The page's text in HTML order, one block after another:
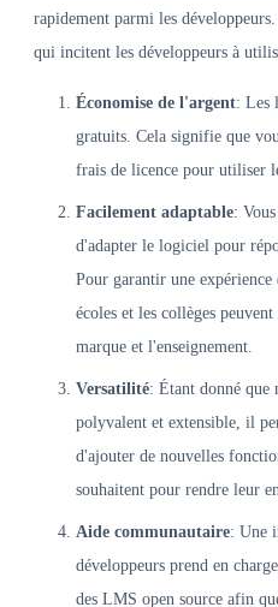
rapidement parmi les
qui incitent les développeurs à
Économise de l'argent: Les
gratuits. Cela signifie que
frais de licence pour utiliser
Facilement adaptable:
d'adapter le logiciel pour
Pour garantir une
écoles et les collèges
marque et l'enseignement.
Versatilité: Étant donné que
polyvalent et extensible, il
d'ajouter de nouvelles
souhaitent pour rendre leur
Aide communautaire: Une
développeurs prend en
des LMS open source afin